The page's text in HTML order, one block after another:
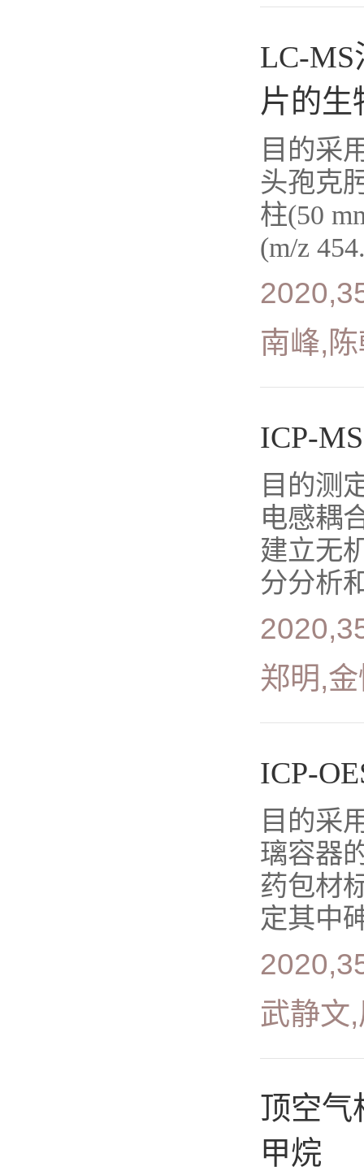
LC-
片的生
目的采
头孢克
柱(50
(m/z
南峰,
ICP-
目的测
电感耦
建立无
分分析
郑明,
ICP-
目的采
璃容器
药包材
定其中
武静文
顶空气
甲烷